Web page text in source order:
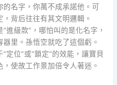
名字，你萬不成承諾他。可
背后往往有其文明邏輯。
進級款”，哪怕叫的是化名字，
里。孫悟空就吃了這個虧。
定位”或“鎖定”的效能，讓寶貝
使故工作景加倍令人著迷。